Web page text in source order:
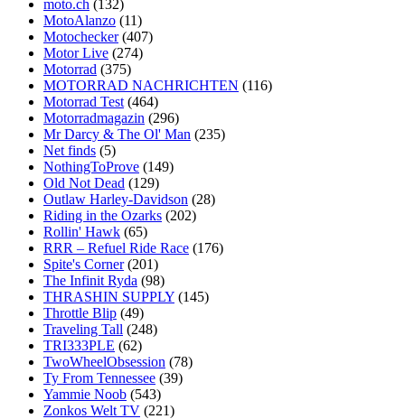
moto.ch (132)
MotoAlanzo (11)
Motochecker (407)
Motor Live (274)
Motorrad (375)
MOTORRAD NACHRICHTEN (116)
Motorrad Test (464)
Motorradmagazin (296)
Mr Darcy & The Ol' Man (235)
Net finds (5)
NothingToProve (149)
Old Not Dead (129)
Outlaw Harley-Davidson (28)
Riding in the Ozarks (202)
Rollin' Hawk (65)
RRR – Refuel Ride Race (176)
Spite's Corner (201)
The Infinit Ryda (98)
THRASHIN SUPPLY (145)
Throttle Blip (49)
Traveling Tall (248)
TRI333PLE (62)
TwoWheelObsession (78)
Ty From Tennessee (39)
Yammie Noob (543)
Zonkos Welt TV (221)